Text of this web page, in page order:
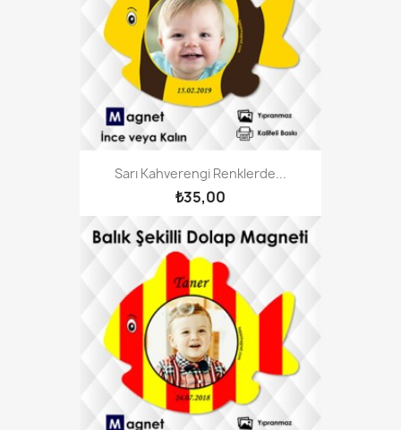
Sarı Kahverengi Renklerde...
₺35,00